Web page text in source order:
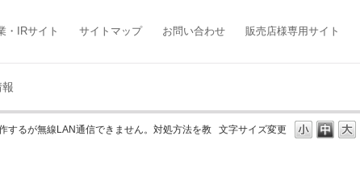
・IRサイト サイトマップ お問い合わせ 販売店様専用サイト
文字サイズ変更
するが無線LAN通信できません。対処方法を教